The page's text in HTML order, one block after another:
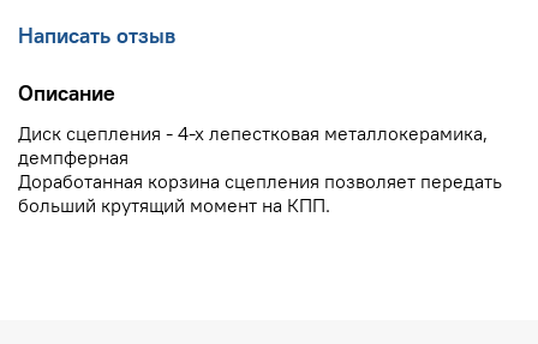
Написать отзыв
Описание
Диск сцепления - 4-х лепестковая металлокерамика,
демпферная
Доработанная корзина сцепления позволяет передать
больший крутящий момент на КПП.